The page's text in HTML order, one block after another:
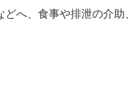
どへ、食事や排泄の介助